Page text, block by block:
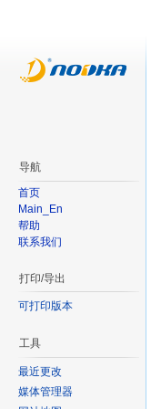
导航
首页
Main_En
帮助
联系我们
打印/导出
可打印版本
工具
最近更改
媒体管理器